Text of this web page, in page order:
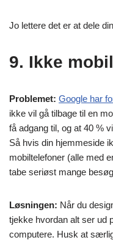
Jo lettere det er at dele
9. Ikke
Problemet: Google har
ikke vil gå tilbage til en
få adgang til, og at 40 %
Så hvis din hjemmeside
mobiltelefoner (alle med
tabe seriøst mange
Løsningen: Når du
tjekke hvordan alt ser ud
computere. Husk at